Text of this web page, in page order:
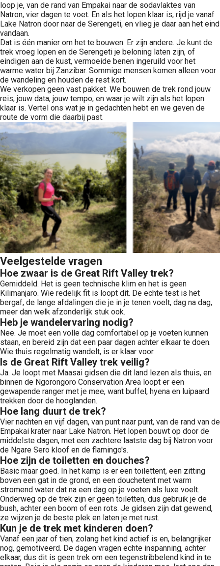
loop je, van de rand van Empakai naar de sodavlaktes van
Natron, vier dagen te voet. En als het lopen klaar is, rijd je vanaf
Lake Natron door naar de Serengeti, en vlieg je daar aan het eind
vandaan.
Dat is één manier om het te bouwen. Er zijn andere. Je kunt de
trek vroeg lopen en de Serengeti je beloning laten zijn, of
eindigen aan de kust, vermoeide benen ingeruild voor het
warme water bij Zanzibar. Sommige mensen komen alleen voor
de wandeling en houden de rest kort.
We verkopen geen vast pakket. We bouwen de trek rond jouw
reis, jouw data, jouw tempo, en waar je wilt zijn als het lopen
klaar is. Vertel ons wat je in gedachten hebt en we geven de
route de vorm die daarbij past.
Veelgestelde vragen
Hoe zwaar is de Great Rift Valley trek?
Gemiddeld. Het is geen technische klim en het is geen
Kilimanjaro. Wie redelijk fit is loopt dit. De echte test is het
bergaf, de lange afdalingen die je in je tenen voelt, dag na dag,
meer dan welk afzonderlijk stuk ook.
Heb je wandelervaring nodig?
Nee. Je moet een volle dag comfortabel op je voeten kunnen
staan, en bereid zijn dat een paar dagen achter elkaar te doen.
Wie thuis regelmatig wandelt, is er klaar voor.
Is de Great Rift Valley trek veilig?
Ja. Je loopt met Maasai gidsen die dit land lezen als thuis, en
binnen de Ngorongoro Conservation Area loopt er een
gewapende ranger met je mee, want buffel, hyena en luipaard
trekken door de hooglanden.
Hoe lang duurt de trek?
Vier nachten en vijf dagen, van punt naar punt, van de rand van de
Empakai krater naar Lake Natron. Het lopen bouwt op door de
middelste dagen, met een zachtere laatste dag bij Natron voor
de Ngare Sero kloof en de flamingo's.
Hoe zijn de toiletten en douches?
Basic maar goed. In het kamp is er een toilettent, een zitting
boven een gat in de grond, en een douchetent met warm
stromend water dat na een dag op je voeten als luxe voelt.
Onderweg op de trek zijn er geen toiletten, dus gebruik je de
bush, achter een boom of een rots. Je gidsen zijn dat gewend,
ze wijzen je de beste plek en laten je met rust.
Kun je de trek met kinderen doen?
Vanaf een jaar of tien, zolang het kind actief is en, belangrijker
nog, gemotiveerd. De dagen vragen echte inspanning, achter
elkaar, dus dit is geen trek om een tegenstribbelend kind in te